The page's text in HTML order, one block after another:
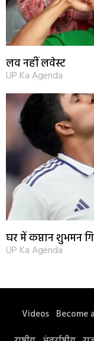
लव नहीं लवेस्ट
UP Ka Agenda
घर में कप्तान शुभमन
UP Ka Agenda
Videos Become